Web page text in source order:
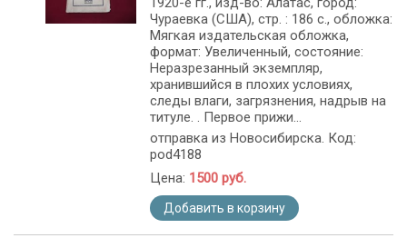
Чураевка (США), стр. : 186 c., обложка:
Мягкая издательская обложка,
формат: Увеличенный, состояние:
Неразрезанный экземпляр,
хранившийся в плохих условиях,
следы влаги, загрязнения, надрыв на
титуле. . Первое прижи...
отправка из Новосибирска. Код:
pod4188
Цена: 1500 руб.
Добавить в корзину